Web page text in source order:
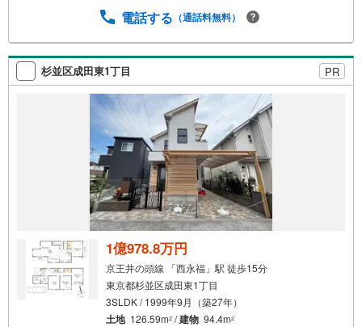
頂けます。2.FPソフトを使用しマイホーム購入の資金計
に安心を提案します。3.どんなに信用のある建築会社でも
ご自分の目で確認することは重要ですよね。弊社は特殊機
材を使用してインスペクションを実施します。
電話する （通話料無料）
杉並区成田東1丁目 PR
1億978.8万円
京王井の頭線 「西永福」駅 徒歩15分
東京都杉並区成田東1丁目
3SLDK / 1999年9月（築27年）
土地 126.59m2 /建物 94.4m2